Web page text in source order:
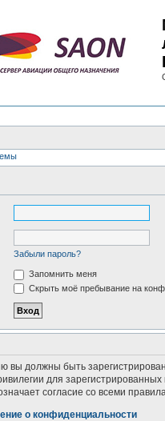
Забыли пароль?
Запомнить меня
Скрыть моё пребывание на
вы должны быть
для
согласие со всеми
о конфиденциальности